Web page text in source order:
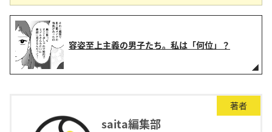
容姿至上主義の男子たち。私は「何位」？
著者
saita編集部